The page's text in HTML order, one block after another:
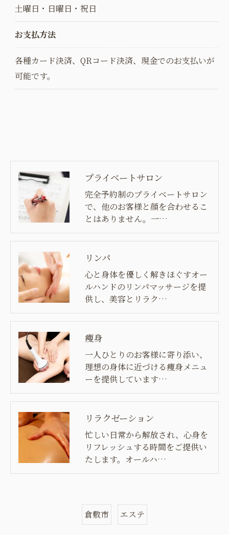
土曜日・日曜日・祝日
お支払方法
各種カード決済、QRコード決済、現金でのお支払いが
可能です。
プライベートサロン
完全予約制のプライベートサロン
で、他のお客様と顔を合わせるこ
とはありません。一…
リンパ
心と身体を優しく解きほぐすオー
ルハンドのリンパマッサージを提
供し、美容とリラク…
痩身
一人ひとりのお客様に寄り添い、
理想の身体に近づける痩身メニュ
ーを提供しています…
リラクゼーション
忙しい日常から解放され、心身を
リフレッシュする時間をご提供い
たします。オールハ…
倉敷市 エステ